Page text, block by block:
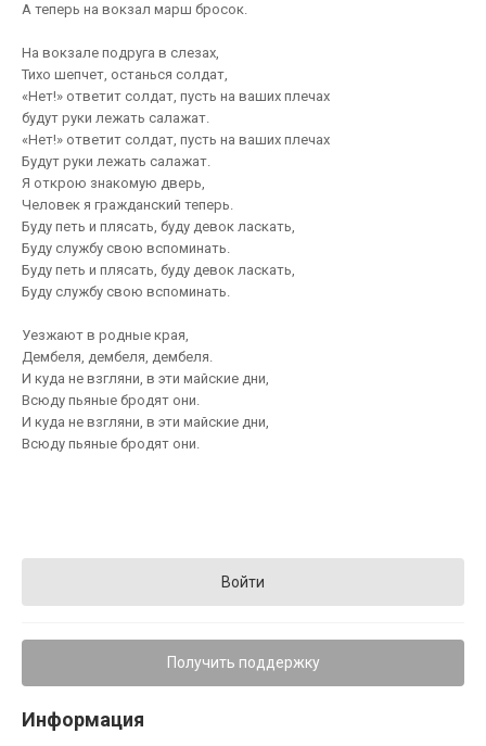
А теперь на вокзал марш бросок.
На вокзале подруга в слезах,
Тихо шепчет, останься солдат,
«Нет!» ответит солдат, пусть на ваших плечах
будут руки лежать салажат.
«Нет!» ответит солдат, пусть на ваших плечах
Будут руки лежать салажат.
Я открою знакомую дверь,
Человек я гражданский теперь.
Буду петь и плясать, буду девок ласкать,
Буду службу свою вспоминать.
Буду петь и плясать, буду девок ласкать,
Буду службу свою вспоминать.
Уезжают в родные края,
Дембеля, дембеля, дембеля.
И куда не взгляни, в эти майские дни,
Всюду пьяные бродят они.
И куда не взгляни, в эти майские дни,
Всюду пьяные бродят они.
Войти
Получить поддержку
Информация